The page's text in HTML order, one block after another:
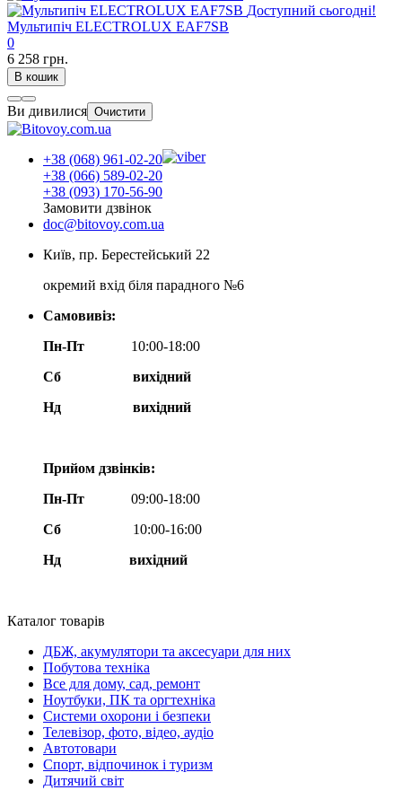
Доступний сьогодні!
Мультипіч ELECTROLUX EAF7SB
0
6 258 грн.
В кошик
Ви дивилися Очистити
+38 (068) 961-02-20
+38 (066) 589-02-20
+38 (093) 170-56-90
Замовити дзвінок
doc@bitovoy.com.ua
Київ, пр. Берестейський 22
окремий вхід біля парадного №6
Самовивіз:
Пн-Пт
10:00-18:00
Сб
вихідний
Нд
вихідний
Прийом дзвінків:
Пн-Пт
09:00-18:00
Сб
10:00-16:00
Нд вихідний
Каталог товарів
ДБЖ, акумулятори та аксесуари для них
Побутова техніка
Все для дому, сад, ремонт
Ноутбуки, ПК та оргтехніка
Системи охорони і безпеки
Телевізор, фото, відео, аудіо
Автотовари
Спорт, відпочинок і туризм
Дитячий світ